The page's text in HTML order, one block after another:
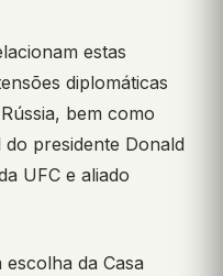
estas
diplomáticas
bem como
presidente Donald
UFC e aliado
da Casa